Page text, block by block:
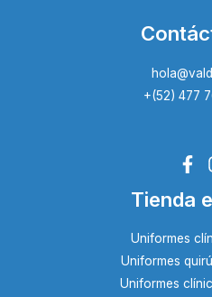
+(52) 477
Tienda
Uniformes
Uniformes
Uniformes